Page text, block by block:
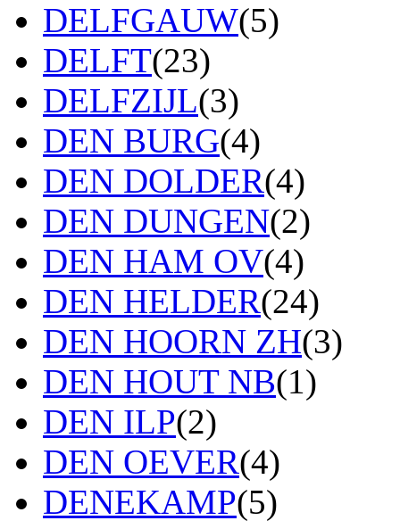
DELFGAUW(5)
DELFT(23)
DELFZIJL(3)
DEN BURG(4)
DEN DOLDER(4)
DEN DUNGEN(2)
DEN HAM OV(4)
DEN HELDER(24)
DEN HOORN ZH(3)
DEN HOUT NB(1)
DEN ILP(2)
DEN OEVER(4)
DENEKAMP(5)